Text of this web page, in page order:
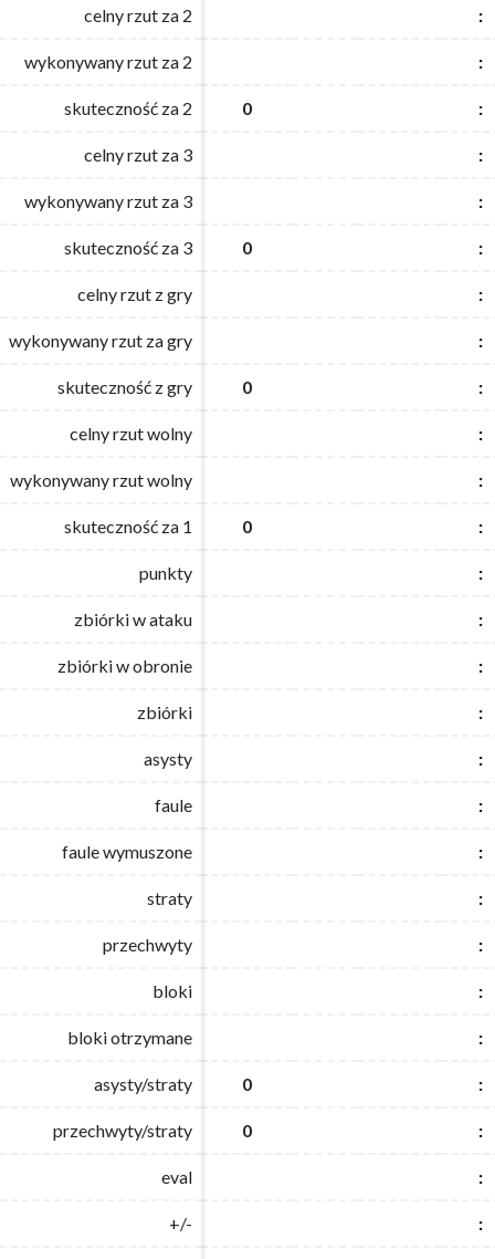
celny rzut za 2 :
wykonywany rzut za 2 :
skuteczność za 2 0 :
celny rzut za 3 :
wykonywany rzut za 3 :
skuteczność za 3 0 :
celny rzut z gry :
wykonywany rzut za gry :
skuteczność z gry 0 :
celny rzut wolny :
wykonywany rzut wolny :
skuteczność za 1 0 :
punkty :
zbiórki w ataku :
zbiórki w obronie :
zbiórki :
asysty :
faule :
faule wymuszone :
straty :
przechwyty :
bloki :
bloki otrzymane :
asysty/straty 0 :
przechwyty/straty 0 :
eval :
+/- :
celny rzut za 2 :
wykonywany rzut za 2 :
skuteczność za 2 0 :
celny rzut za 3 :
wykonywany rzut za 3 :
skuteczność za 3 0 :
celny rzut z gry :
wykonywany rzut za gry :
skuteczność z gry 0 :
celny rzut wolny :
wykonywany rzut wolny :
skuteczność za 1 0 :
punkty :
zbiórki w ataku :
zbiórki w obronie :
zbiórki :
asysty :
faule :
faule wymuszone :
straty :
przechwyty :
bloki :
bloki otrzymane :
asysty/straty 0 :
przechwyty/straty 0 :
eval :
+/- :